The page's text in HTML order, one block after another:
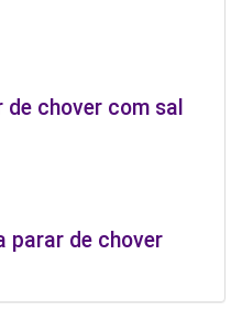
chover com sal
parar de chover